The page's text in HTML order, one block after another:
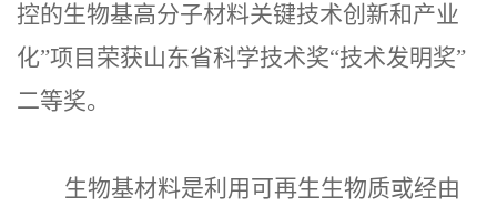
控的生物基高分子材料关键技术创新和产业
化”项目荣获山东省科学技术奖“技术发明奖”
二等奖。
生物基材料是利用可再生生物质或经由